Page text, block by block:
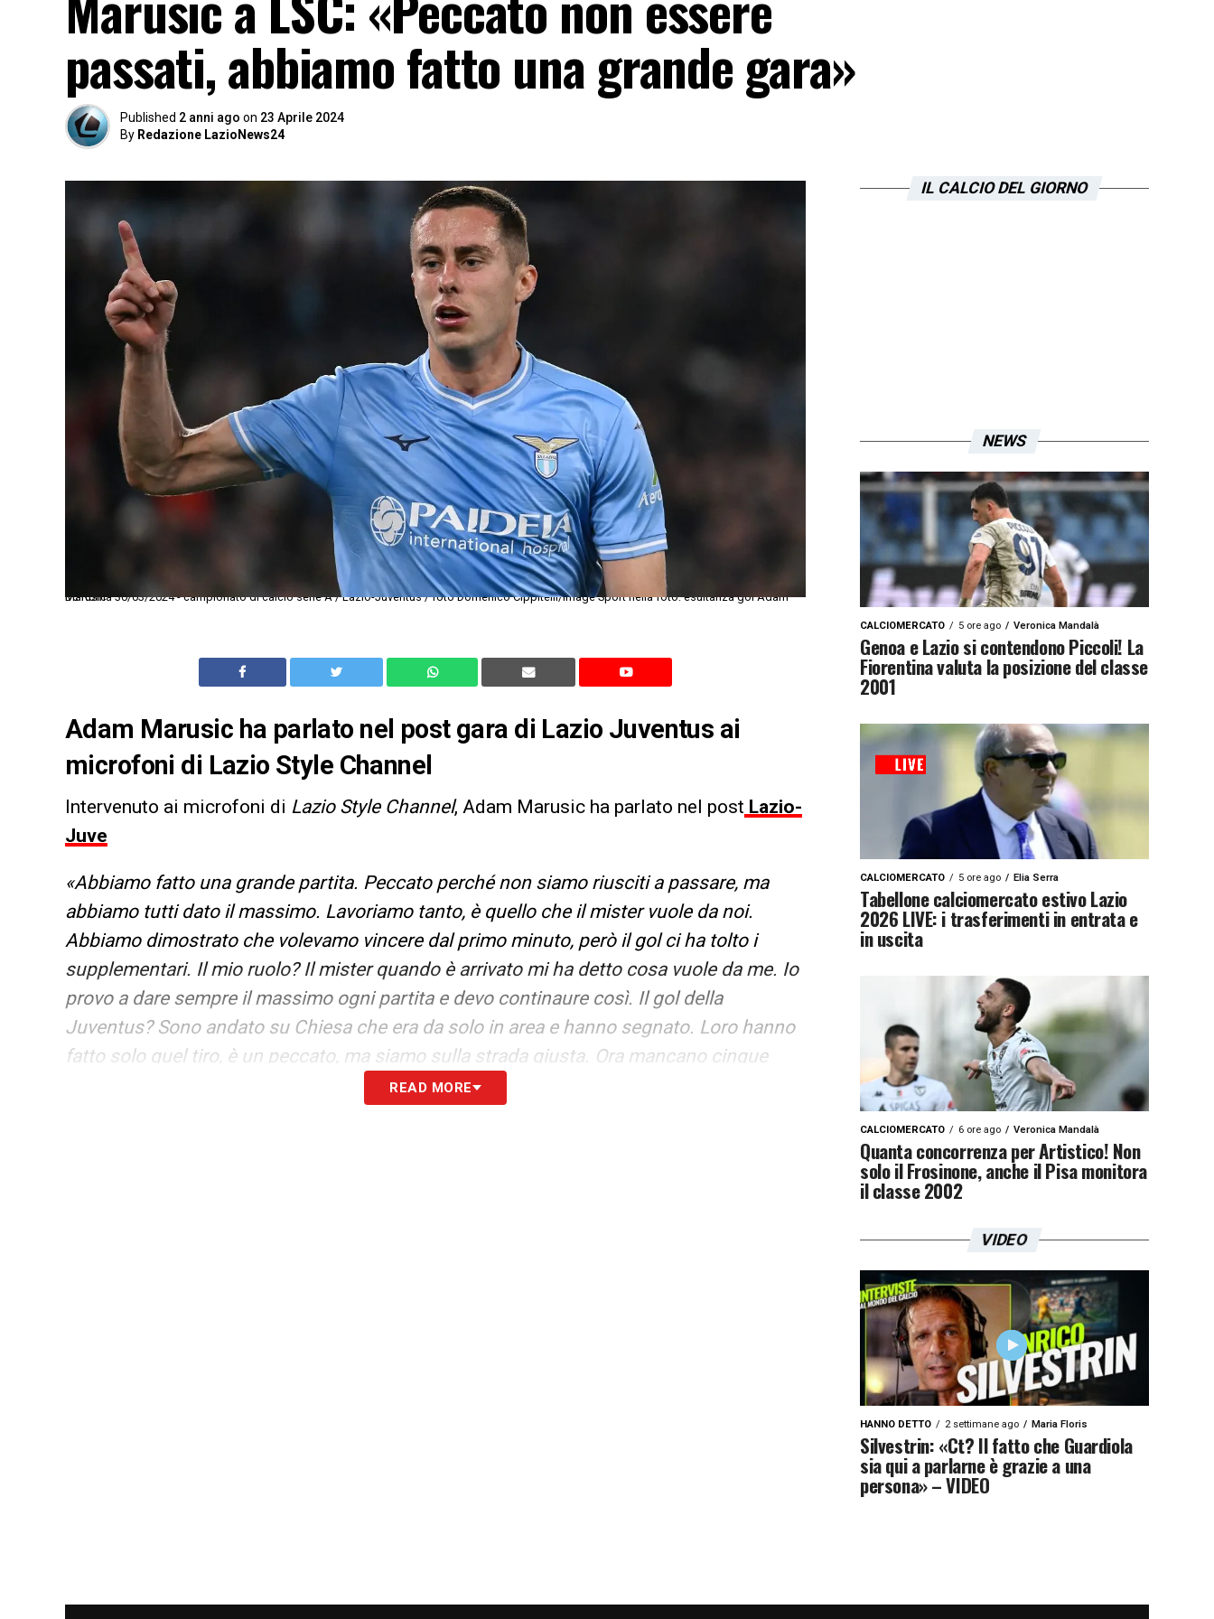
passati, abbiamo fatto una grande gara»
Published 2 anni ago on 23 Aprile 2024
By Redazione LazioNews24
Dc Roma 30/03/2024 - campionato di calcio serie A / Lazio-Juventus / foto Domenico Cippitelli/Image Sport nella foto: esultanza gol Adam Marusic
Adam Marusic ha parlato nel post gara di Lazio Juventus ai
microfoni di Lazio Style Channel
Intervenuto ai microfoni di Lazio Style Channel, Adam Marusic ha parlato nel post Lazio-
Juve
«Abbiamo fatto una grande partita. Peccato perché non siamo riusciti a passare, ma
abbiamo tutti dato il massimo. Lavoriamo tanto, è quello che il mister vuole da noi.
Abbiamo dimostrato che volevamo vincere dal primo minuto, però il gol ci ha tolto i
supplementari. Il mio ruolo? Il mister quando è arrivato mi ha detto cosa vuole da me. Io
provo a dare sempre il massimo ogni partita e devo continaure così. Il gol della
Juventus? Sono andato su Chiesa che era da solo in area e hanno segnato. Loro hanno
fatto solo quel tiro, è un peccato, ma siamo sulla strada giusta. Ora mancano cinque
partite e vediamo dove possiamo arrivare. Ognuno di noi pensava che potevamo
READ MORE
IL CALCIO DEL GIORNO
NEWS
CALCIOMERCATO 5 ore ago Veronica Mandalà
Genoa e Lazio si contendono Piccoli! La
Fiorentina valuta la posizione del classe
2001
CALCIOMERCATO 5 ore ago Elia Serra
Tabellone calciomercato estivo Lazio
2026 LIVE: i trasferimenti in entrata e
in uscita
CALCIOMERCATO 6 ore ago Veronica Mandalà
Quanta concorrenza per Artistico! Non
solo il Frosinone, anche il Pisa monitora
il classe 2002
VIDEO
HANNO DETTO 2 settimane ago Maria Floris
Silvestrin: «Ct? Il fatto che Guardiola
sia qui a parlarne è grazie a una
persona» – VIDEO